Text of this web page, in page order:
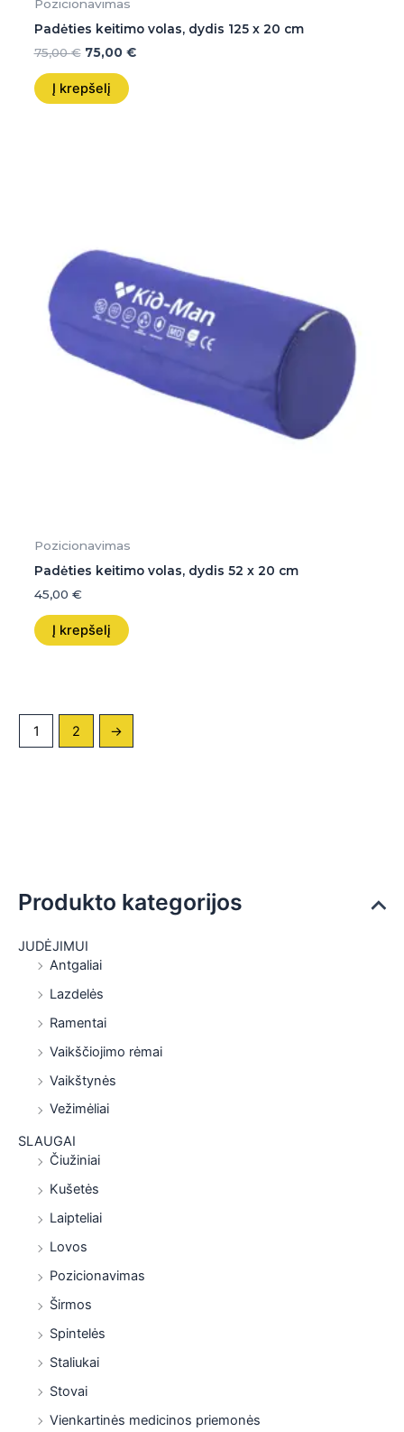
Produkto kategorijos
JUDĖJIMUI
Antgaliai
Lazdelės
Ramentai
Vaikščiojimo rėmai
Vaikštynės
Vežimėliai
SLAUGAI
Čiužiniai
Kušetės
Laipteliai
Lovos
Pozicionavimas
Širmos
Spintelės
Staliukai
Stovai
Vienkartinės medicinos priemonės
Pozicionavimas
Padėties keitimo volas, dydis 125 x 20 cm
75,00€ 75,00 €
Į krepšelį
Pozicionavimas
Padėties keitimo volas, dydis 52 x 20 cm
45,00 €
Į krepšelį
1 2 →